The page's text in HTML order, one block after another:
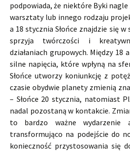
podpowiada, że niektóre Byki
warsztaty lub innego rodzaju
a 18 stycznia Słońce znajdzie się
sprzyja twórczości i
działaniach grupowych. Między 18
silne napięcia, które wpłyną na
Słońce utworzy koniunkcję z
czasie obydwie planety zmienią
– Słońce 20 stycznia, natomiast
nadal pozostaną w kontakcie.
to bardzo ważne wydarzenie
transformująco na podejście do
konieczność przystosowania się